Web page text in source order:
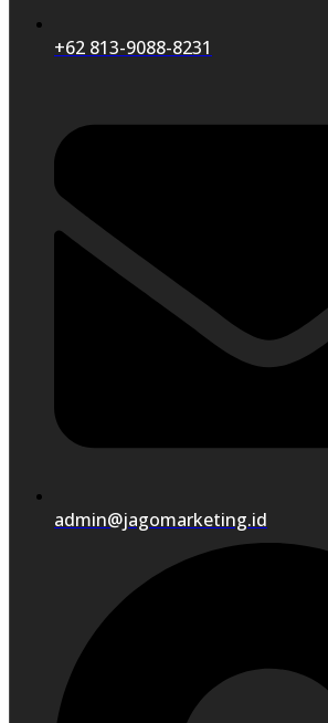
+62 813-9088-8231
admin@jagomarketing.id